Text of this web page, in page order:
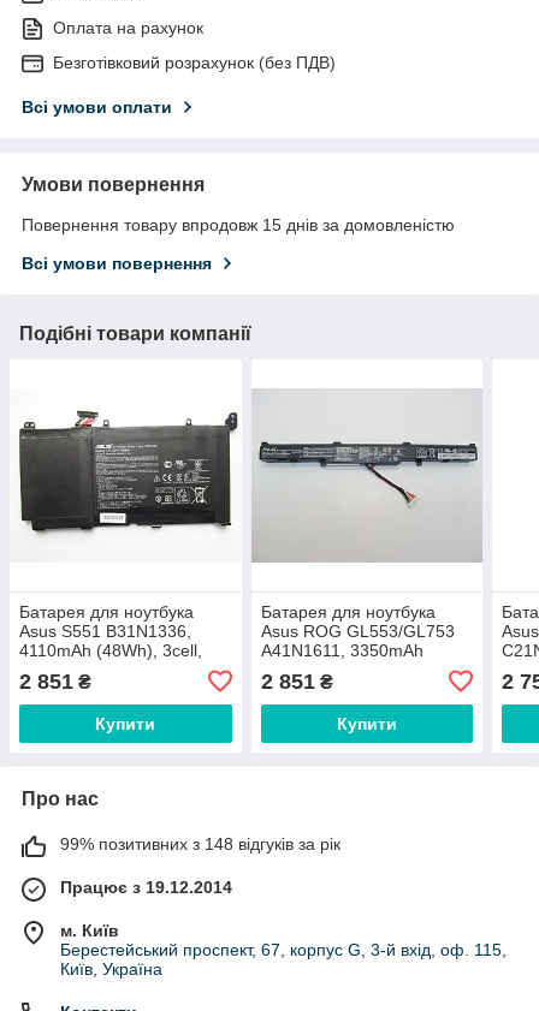
Оплата на рахунок
Безготівковий розрахунок (без ПДВ)
Всі умови оплати
Умови повернення
Повернення товару впродовж 15 днів за домовленістю
Всі умови повернення
Подібні товари компанії
Батарея для ноутбука
Asus S551 B31N1336,
4110mAh (48Wh), 3cell,
ОРИГІНАЛЬНА
2 851 ₴
Купити
Батарея для ноутбука
Asus ROG GL553/GL753
A41N1611, 3350mAh
(48Wh), 4cell, 14.4V, Li-ion,
чорна, ОРИГІНАЛЬНА
2 851₴
Купити
2
Про нас
99% позитивних з 148 відгуків за рік
Працює з 19.12.2014
м. Київ
Берестейський проспект, 67, корпус G, 3-й вхід, оф. 115,
Київ, Україна